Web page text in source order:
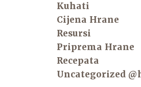
Kuhati
Cijena Hrane
Resursi
Priprema Hrane
Recepata
Uncategorized